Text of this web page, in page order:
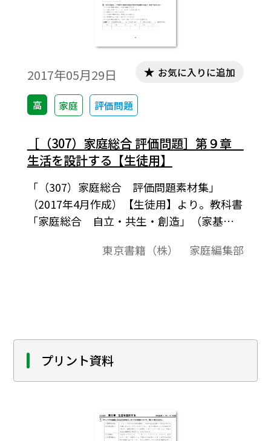
2017年05月29日
高 家庭 評価問題
お気に入りに追加
［（307）家庭総合 評価問題］第９章
生活を設計する【生徒用】
「（307）家庭総合 評価問題素材集」
（2017年4月作成）【生徒用】より。教科書
「家庭総合 自立・共生・創造」（家基
成29-32（2017-2020）年度用教科書。
東京書籍（株） 家庭編集部
プリント資料